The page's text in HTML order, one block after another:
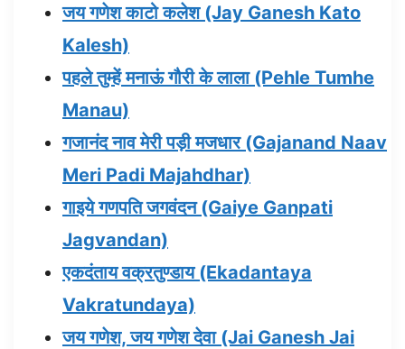
जय गणेश काटो कलेश (Jay Ganesh Kato
Kalesh)
पहले तुम्हें मनाऊं गौरी के लाला (Pehle Tumhe
Manau)
गजानंद नाव मेरी पड़ी मजधार (Gajanand Naav
Meri Padi Majahdhar)
गाइये गणपति जगवंदन (Gaiye Ganpati
Jagvandan)
एकदंताय वक्रतुण्डाय (Ekadantaya
Vakratundaya)
जय गणेश, जय गणेश देवा (Jai Ganesh Jai